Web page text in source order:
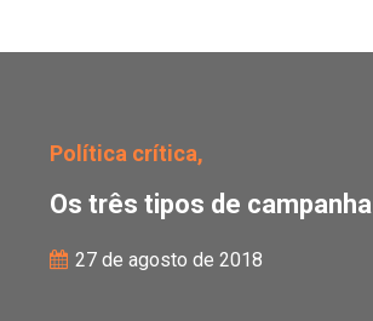
Política crítica,
Os três tipos de campanha
27 de agosto de 2018